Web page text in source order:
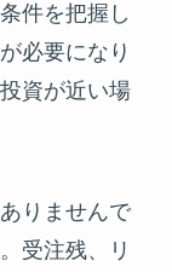
件を把握し
必要になり
資が近い場
りませんで
受注残、リ